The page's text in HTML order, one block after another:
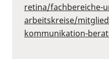
retina/fachbereiche-
arbeitskreise/
kommunikation-